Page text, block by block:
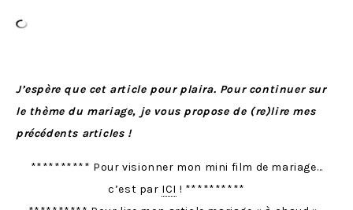
J’espère que cet article pour plaira. Pour continuer sur
le thème du mariage, je vous propose de (re)lire mes
précédents articles !
********** Pour visionner mon mini film de mariage…
c’est par ICI ! **********